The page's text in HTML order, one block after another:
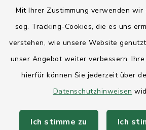
Mit Ihrer Zustimmung verwenden
sog. Tracking-Cookies, die es uns
verstehen, wie unsere Website
unser Angebot weiter verbessern.
hierfür können Sie jederzeit über
Datenschutzhinweisen
Ich stimme zu Ich
Ihre Behördennummer 115
Landesregierung
AktivRegion Mittelholstein